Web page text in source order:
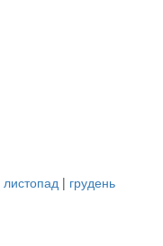
листопад| грудень